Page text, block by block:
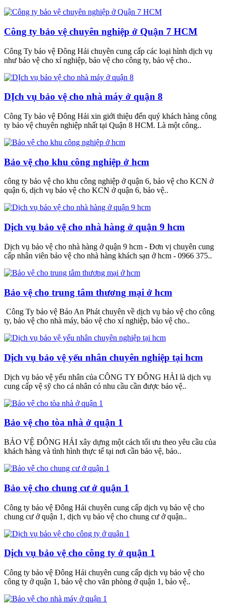
Công ty bảo vệ chuyên nghiệp ở Quận 7 HCM
Công Ty bảo vệ Đông Hải chuyên cung cấp các loại hình dịch vụ
như bảo vệ cho xí nghiệp, bảo vệ cho công ty, bảo vệ cho..
DỊch vụ bảo vệ cho nhà máy ở quận 8
Công Ty bảo vệ Đông Hải xin giới thiệu đến quý khách hàng công
ty bảo vệ chuyên nghiệp nhất tại Quận 8 HCM. Là một công..
Bảo vệ cho khu công nghiệp ở hcm
công ty bảo vệ cho khu công nghiệp ở quận 6, bảo vệ cho KCN ở
quận 6, dịch vụ bảo vệ cho KCN ở quận 6, bảo vệ..
Dịch vụ bảo vệ cho nhà hàng ở quận 9 hcm
Dịch vụ bảo vệ cho nhà hàng ở quận 9 hcm - Đơn vị chuyên cung
cấp nhân viên bảo vệ cho nhà hàng khách sạn ở hcm - 0966 375..
Bảo vệ cho trung tâm thương mại ở hcm
Công Ty bảo vệ Bảo An Phát chuyên về dịch vụ bảo vệ cho công
ty, bảo vệ cho nhà máy, bảo vệ cho xí nghiệp, bảo vệ cho..
Dịch vụ bảo vệ yếu nhân chuyên nghiệp tại hcm
Dịch vụ bảo vệ yếu nhân của CÔNG TY ĐÔNG HẢI là dịch vụ
cung cấp vệ sỹ cho cá nhân có nhu cầu cần được bảo vệ..
Bảo vệ cho tòa nhà ở quận 1
BẢO VỆ ĐÔNG HẢI xây dựng một cách tối ưu theo yêu cầu của
khách hàng và tình hình thực tế tại nơi cần bảo vệ, bảo..
Bảo vệ cho chung cư ở quận 1
Công ty bảo vệ Đông Hải chuyên cung cấp dịch vụ bảo vệ cho
chung cư ở quận 1, dịch vụ bảo vệ cho chung cư ở quận..
Dịch vụ bảo vệ cho công ty ở quận 1
Công ty bảo vệ Đông Hải chuyên cung cấp dịch vụ bảo vệ cho
công ty ở quận 1, bảo vệ cho văn phòng ở quận 1, bảo vệ..